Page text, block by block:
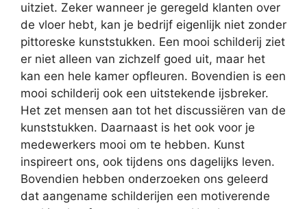
uitziet. Zeker wanneer je geregeld klanten over
de vloer hebt, kan je bedrijf eigenlijk niet zonder
pittoreske kunststukken. Een mooi schilderij ziet
er niet alleen van zichzelf goed uit, maar het
kan een hele kamer opfleuren. Bovendien is een
mooi schilderij ook een uitstekende ijsbreker.
Het zet mensen aan tot het discussiëren van de
kunststukken. Daarnaast is het ook voor je
medewerkers mooi om te hebben. Kunst
inspireert ons, ook tijdens ons dagelijks leven.
Bovendien hebben onderzoeken ons geleerd
dat aangename schilderijen een motiverende